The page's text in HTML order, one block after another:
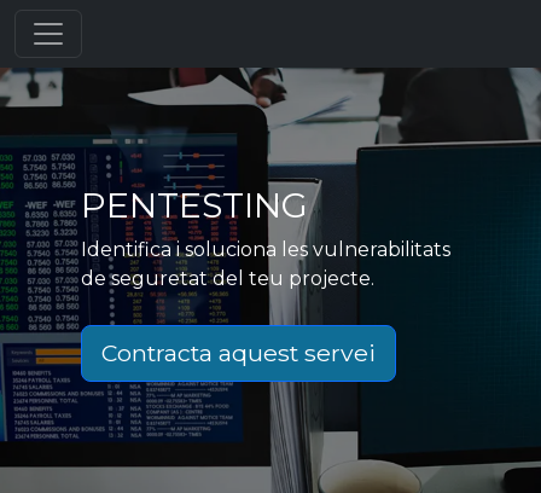
PENTESTING
Identifica i soluciona les vulnerabilitats
de seguretat del teu projecte.
Contracta aquest servei